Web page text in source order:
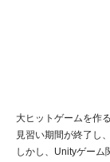
大ヒットゲームを作
見習い期間が終了し
しかし、Unityゲーム